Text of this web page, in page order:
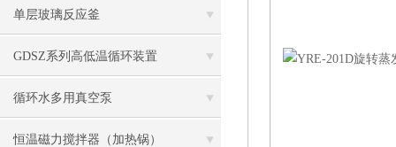
单层玻璃反应釜
GDSZ系列高低温循环装置
循环水多用真空泵
恒温磁力搅拌器（加热锅）